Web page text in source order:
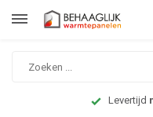
Levertijd